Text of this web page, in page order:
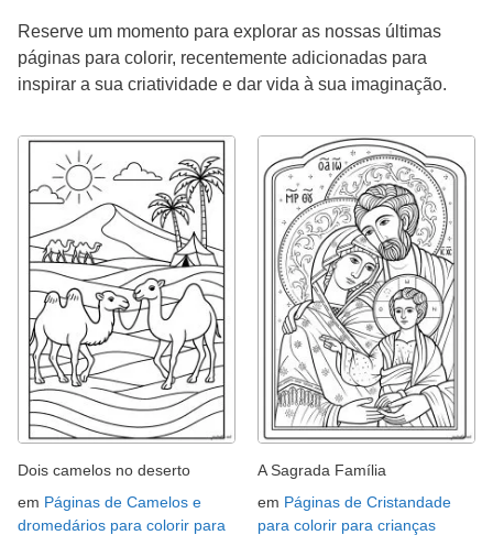
Reserve um momento para explorar as nossas últimas
páginas para colorir, recentemente adicionadas para
inspirar a sua criatividade e dar vida à sua imaginação.
Dois camelos no deserto
em Páginas de Camelos e
dromedários para colorir para
A Sagrada Família
em Páginas de Cristandade
para colorir para crianças